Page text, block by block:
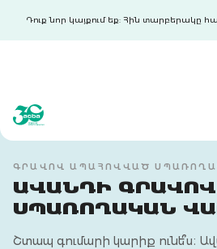
Դուք նոր կայքում եք: Հին տարբերակը
ԳՐԱՎՈՎ ԱՊԱՀՈՎՎԱԾ
ԱՎԱՆԴԻ ԳՐԱՎՈՎ
ՍՊԱՌՈՂԱԿԱՆ
Շտապ գումարի կարիք ունե՞ս։